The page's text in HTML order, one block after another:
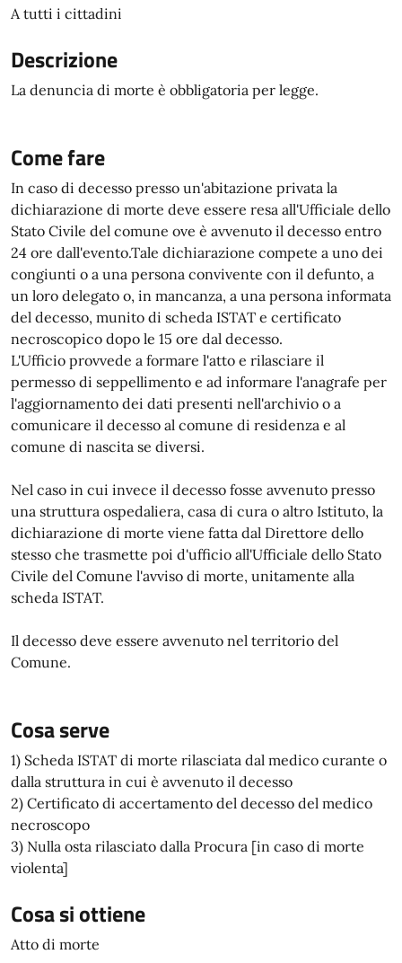
A tutti i cittadini
Descrizione
La denuncia di morte è obbligatoria per legge.
Come fare
In caso di decesso presso un'abitazione privata la
dichiarazione di morte deve essere resa all'Ufficiale dello
Stato Civile del comune ove è avvenuto il decesso entro
24 ore dall'evento.Tale dichiarazione compete a uno dei
congiunti o a una persona convivente con il defunto, a
un loro delegato o, in mancanza, a una persona informata
del decesso, munito di scheda ISTAT e certificato
necroscopico dopo le 15 ore dal decesso.
L'Ufficio provvede a formare l'atto e rilasciare il
permesso di seppellimento e ad informare l'anagrafe per
l'aggiornamento dei dati presenti nell'archivio o a
comunicare il decesso al comune di residenza e al
comune di nascita se diversi.
Nel caso in cui invece il decesso fosse avvenuto presso
una struttura ospedaliera, casa di cura o altro Istituto, la
dichiarazione di morte viene fatta dal Direttore dello
stesso che trasmette poi d'ufficio all'Ufficiale dello Stato
Civile del Comune l'avviso di morte, unitamente alla
scheda ISTAT.
Il decesso deve essere avvenuto nel territorio del
Comune.
Cosa serve
1) Scheda ISTAT di morte rilasciata dal medico curante o
dalla struttura in cui è avvenuto il decesso
2) Certificato di accertamento del decesso del medico
necroscopo
3) Nulla osta rilasciato dalla Procura [in caso di morte
violenta]
Cosa si ottiene
Atto di morte